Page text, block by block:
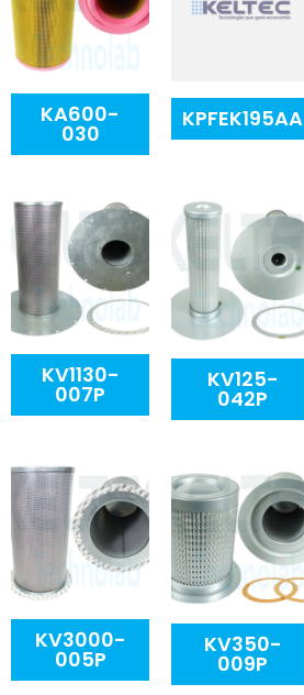
KA600-
030
KPFEK195AA
KV1130-
007P
KV125-
042P
KV3000-
005P
KV350-
009P